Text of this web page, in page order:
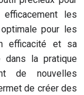
les
pour les
efficacité et sa
dans la pratique
de nouvelles
de créer des